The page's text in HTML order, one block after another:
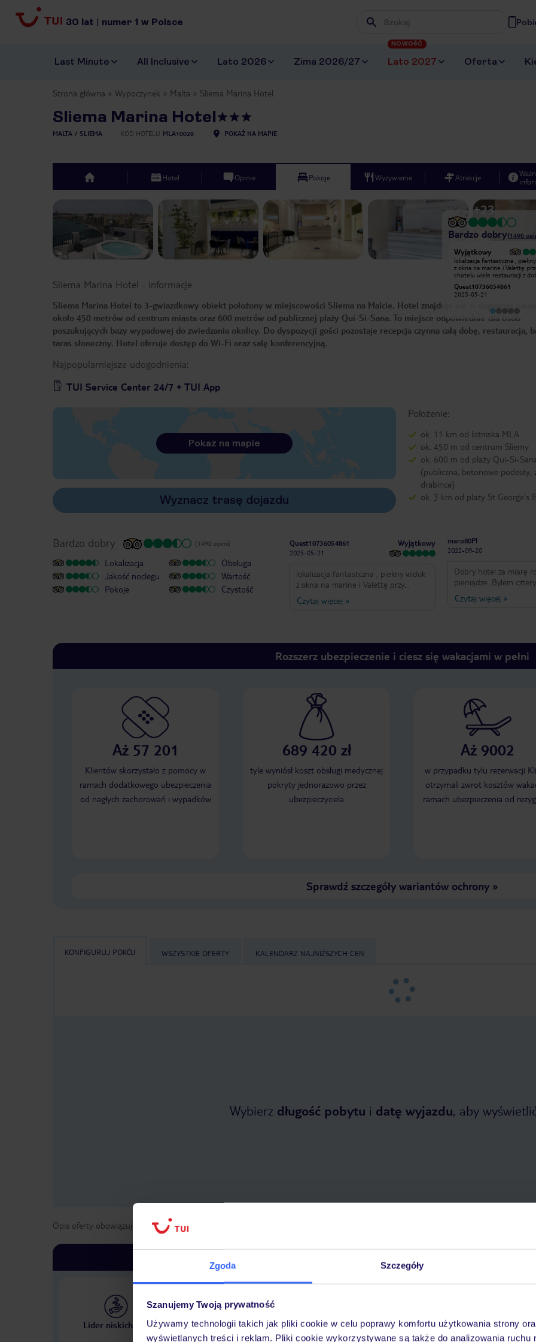
Zgoda Szczegóły
Szanujemy Twoją prywatność
Używamy technologii takich jak pliki cookie w celu poprawy komfortu użytkowania strony
wyświetlanych treści i reklam. Pliki cookie wykorzystywane są także do analizowania ruchu
30 lat | numer 1 w Polsce Wpisz frazę, której szukasz
Last Minute All Inclusive Lato 2026 Zima 2026/27 Lato 2027
NOWOŚĆ
Oferta
Strona główna Wypoczynek Malta Sliema Marina Hotel
Sliema Marina Hotel
MALTA SLIEMA KOD HOTELU MLA10028 POKAŻ NA MAPIE
top Hotel Opinie Pokoje Wyżywienie Atrakcje
+23
Bardzo dobry(1490
Hotel jest czysty i naprawdę bardzo
W pokoju na szczęście było
ogrzewanie, ale w łazience dosłownie
była lodówka - nie było żadnego
grzejnika, a do tego okna były
nieszczelne. Jeden plus -
temperatura świetna do schłodzenia
Wyjątkowy
lokalizacja fantastczna ,
z okna na marine i Valettę
chotelu wiele restauracji z
za to z łdym widokiem na
przy hotelu przystanki pomocna
remontowany
Quest10736054861
2025-05-21
Sliema Marina Hotel - informacje
Sliema Marina Hotel to 3-gwiazdkowy obiekt położony w miejscowości Sliema na Malcie. Hotel znajduje się w dogodnej
około 450 metrów od centrum miasta oraz 600 metrów od publicznej plaży Qui-Si-Sana. To miejsce odpowiednie dla osób
poszukujących bazy wypadowej do zwiedzania okolicy. Do dyspozycji gości pozostaje recepcja czynna całą dobę, restauracja,
taras słoneczny. Hotel oferuje dostęp do Wi-Fi oraz salę konferencyjną.
Najpopularniejsze udogodnienia:
TUI Service Center 24/7 + TUI App
Położenie:
ok. 11 km od lotniska MLA
ok. 450 m od centrum Sliemy
ok. 600 m od plaży Qui-Si-
(publiczna, betonowe podesty,
drabince)
ok. 3 km od plaży St George's
Pokaż na mapie
Wyznacz trasę dojazdu
Bardzo dobry (1490 opinii)
Lokalizacja
Jakość noclegu
Pokoje
Obsługa
Wartość
Czystość
Quest10736054861
2025-05-21
Wyjątkowy
lokalizacja fantastczna , piekny widok
z okna na marine i Valettę przy
chotelu wiele restauracji z dobra
kuchnią śniadania typowo angelskie
Czytaj więcej »
maro80Pl
2022-09-20
Dobry hotel za miarę
pieniądze. Byłem
ekonomiczny, ale
wygodny tylko okno z
lokalizacja moim
najlepsze miejsce
Czytaj więcej »
Rozszerz ubezpieczenie i ciesz się wakacjami w pełni
Aż 57 201
Klientów skorzystało z pomocy w
ramach dodatkowego ubezpieczenia
od nagłych zachorowań i wypadków
689 420 zł
tyle wyniósł koszt obsługi medycznej
pokryty jednorazowo przez
ubezpieczyciela
Aż 9002
w przypadku tylu rezerwacji
otrzymali zwrot kosztów
ramach ubezpieczenia od
Sprawdź szczegóły wariantów ochrony»
KONFIGURUJ POKÓJ WSZYSTKIE OFERTY KALENDARZ NAJNIŻSZYCH CEN
Wybierz długość pobytu i datę wyjazdu, aby
Opis oferty obowiązuje dla wyjazdów w terminie
Lider niskich cen
Największe biuro podróży
w Polsce
30 lat w Polsce
Tylko u nas opieka na
wakacjach 24/7